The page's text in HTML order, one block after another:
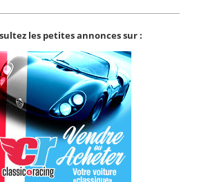
les petites annonces sur :